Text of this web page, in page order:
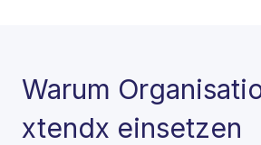
Warum
xtendx einsetzen